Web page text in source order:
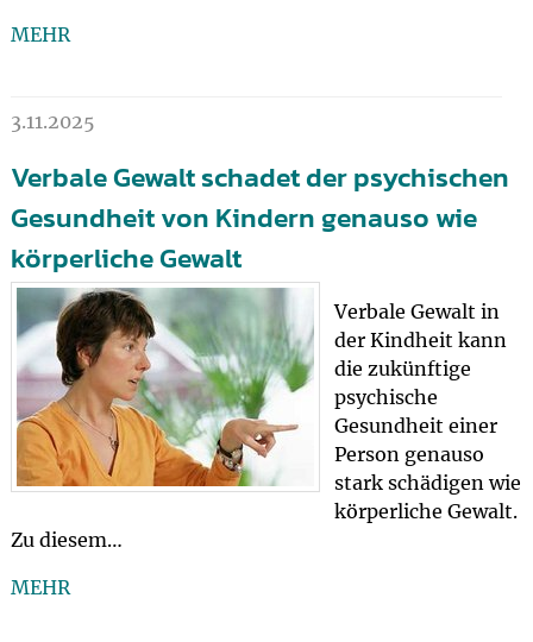
MEHR
3.11.2025
Verbale Gewalt schadet der psychischen
Gesundheit von Kindern genauso wie
körperliche Gewalt
Verbale Gewalt in
der Kindheit kann
die zukünftige
psychische
Gesundheit einer
Person genauso
stark schädigen wie
körperliche Gewalt.
Zu diesem…
MEHR